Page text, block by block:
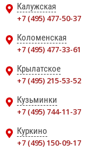
Калужская
+7 (495) 477-50-37
Коломенская
+7 (495) 477-33-61
Крылатское
+7 (495) 215-53-52
Кузьминки
+7 (495) 744-11-37
Куркино
+7 (495) 150-09-17